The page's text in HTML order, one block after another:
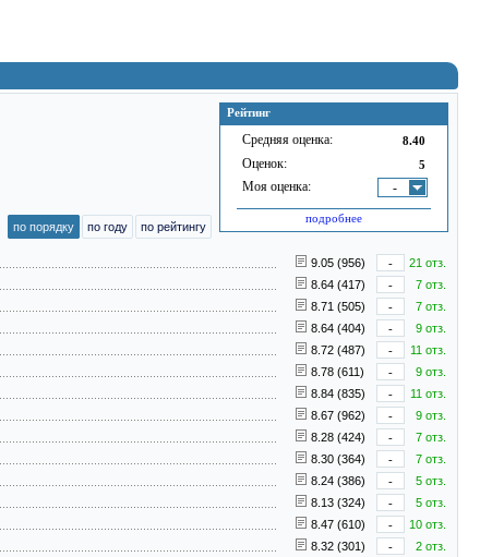
Рейтинг
Средняя оценка: 8.40
Оценок: 5
Моя оценка: -
подробнее
по порядку по году по рейтингу
9.05 (956) -
21 отз.
8.64 (417) -
7 отз.
8.71 (505) -
7 отз.
8.64 (404) -
9 отз.
8.72 (487) -
11 отз.
8.78 (611) -
9 отз.
8.84 (835) -
11 отз.
8.67 (962) -
9 отз.
8.28 (424) -
7 отз.
8.30 (364) -
7 отз.
8.24 (386) -
5 отз.
8.13 (324) -
5 отз.
8.47 (610) -
10 отз.
8.32 (301) -
2 отз.